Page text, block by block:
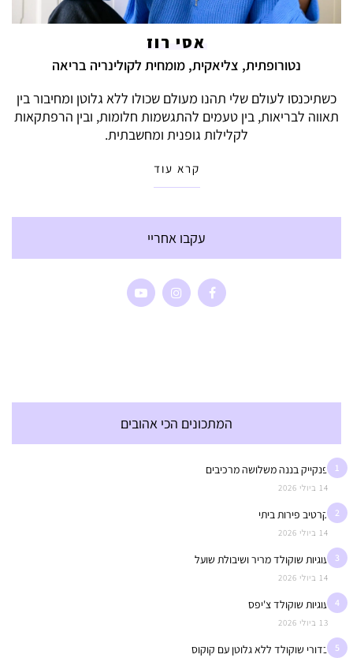
אסי רוז
נטורופתית, צליאקית, מומחית לקולינריה בריאה
כשתיכנסו לעולם שלי תהנו מעולם שכולו ללא גלוטן ומחיבור בין
תאווה לבריאות, בין טעמים להתגשמות חלומות, ובין הרפתקאות
לקלילות גופנית ומחשבתית.
קרא עוד
עקבו אחריי
המתכונים הכי אהובים
1 פנקייק בננה משלושה מרכיבים
14 ביולי 2026
2 קרטיב פירות ביתי
14 ביולי 2026
3 עוגיות שוקולד מריר ושיבולת שועל
14 ביולי 2026
4 עוגיות שוקולד צ'יפס
13 ביולי 2026
5 כדורי שוקולד ללא גלוטן עם קוקוס